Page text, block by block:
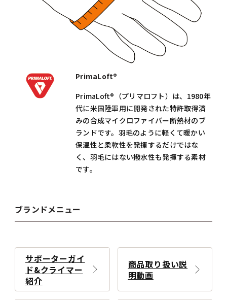
PrimaLoft®
PrimaLoft®（プリマロフト）は、1980年
代に米国陸軍用に開発された特許取得済
みの合成マイクロファイバー断熱材のブ
ランドです。羽毛のように軽くて暖かい
保温性と柔軟性を発揮するだけではな
く、羽毛にはない撥水性も発揮する素材
です。
ブランドメニュー
サポーターガイ
ド&クライマー
紹介
商品取り扱い説
明動画